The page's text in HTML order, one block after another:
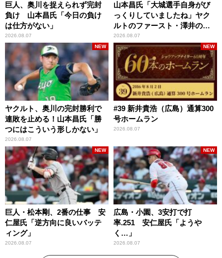
巨人、奥川を捉えられず完封
負け 山本昌氏「今日の負け
は仕方がない」
2026.08.07
山本昌氏「大城選手自身がび
っくりしていましたね」ヤク
ルトのファースト・澤井の判
断を評価
2026.08.07
ヤクルト、奥川の完封勝利で
連敗を止める！山本昌氏「勝
つにはこういう形しかない」
2026.08.07
NEW
#39 新井貴浩（広島）通算300
号ホームラン
2026.08.07
NEW
巨人・松本剛、2番の仕事 安
仁屋氏「逆方向に良いバッテ
ィング」
2026.08.07
NEW
広島・小園、3安打で打
率.251 安仁屋氏「ようや
く…」
2026.08.07
NEW